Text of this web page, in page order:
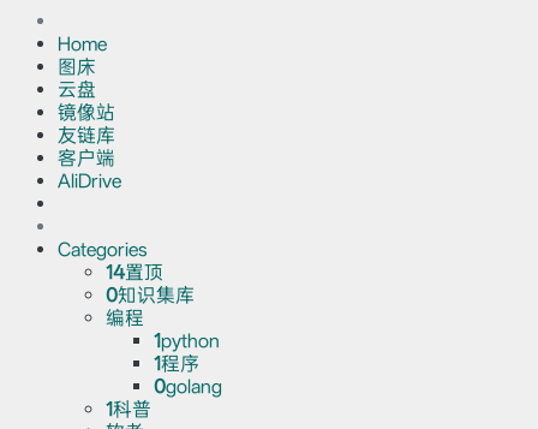
Home
图床
云盘
镜像站
友链库
客户端
AliDrive
Categories
14置顶
0知识集库
编程
1python
1程序
0golang
1科普